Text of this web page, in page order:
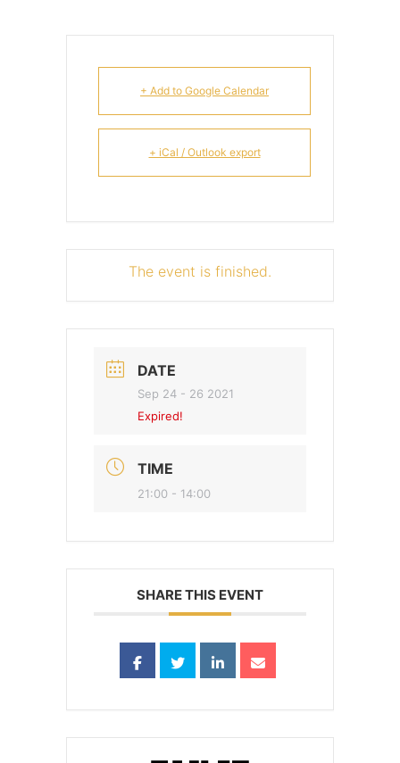
+ Add to Google Calendar
+ iCal / Outlook export
The event is finished.
DATE
Sep 24 - 26 2021
Expired!
TIME
21:00 - 14:00
SHARE THIS EVENT